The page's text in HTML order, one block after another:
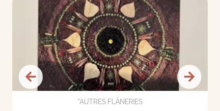
*AUTRES FLÂNERIES